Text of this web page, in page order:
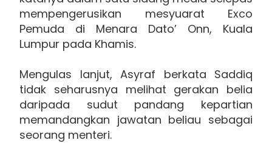
mempengerusikan mesyuarat Exco
Pemuda di Menara Dato’ Onn, Kuala
Lumpur pada Khamis.
Mengulas lanjut, Asyraf berkata Saddiq
tidak seharusnya melihat gerakan belia
daripada sudut pandang kepartian
memandangkan jawatan beliau sebagai
seorang menteri.